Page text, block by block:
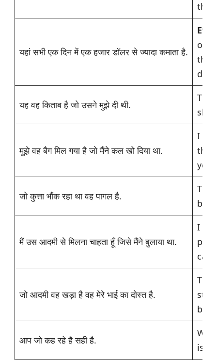
यहां सभी एक दिन में एक हजार डॉलर से ज्यादा कमाता है.
over
day.
यह वह किताब है जो उसने मुझे दी थी.
she
मुझे वह बैग मिल गया है जो मैंने कल खो दिया था.
I
the
जो कुत्ता भौंक रहा था वह पागल है.
The
मैं उस आदमी से मिलना चाहता हूँ जिसे मैंने बुलाया था.
I
जो आदमी वह खड़ा है वह मेरे भाई का दोस्त है.
The
आप जो कह रहे है सही है.
is